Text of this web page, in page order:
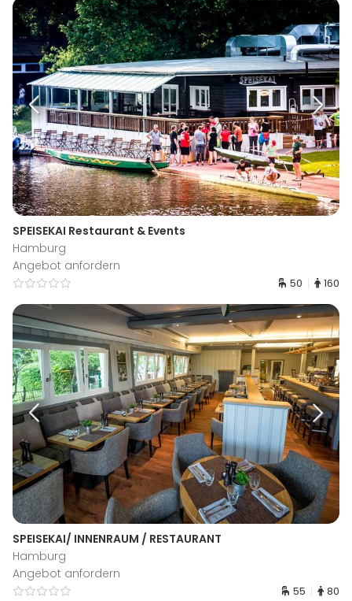
SPEISEKAI Restaurant & Events
Hamburg
Angebot anfordern
50 160
SPEISEKAI/ INNENRAUM / RESTAURANT
Hamburg
Angebot anfordern
55 80